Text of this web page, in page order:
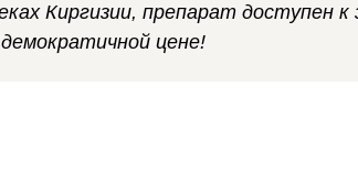
Киргизии, препарат доступен к
цене!